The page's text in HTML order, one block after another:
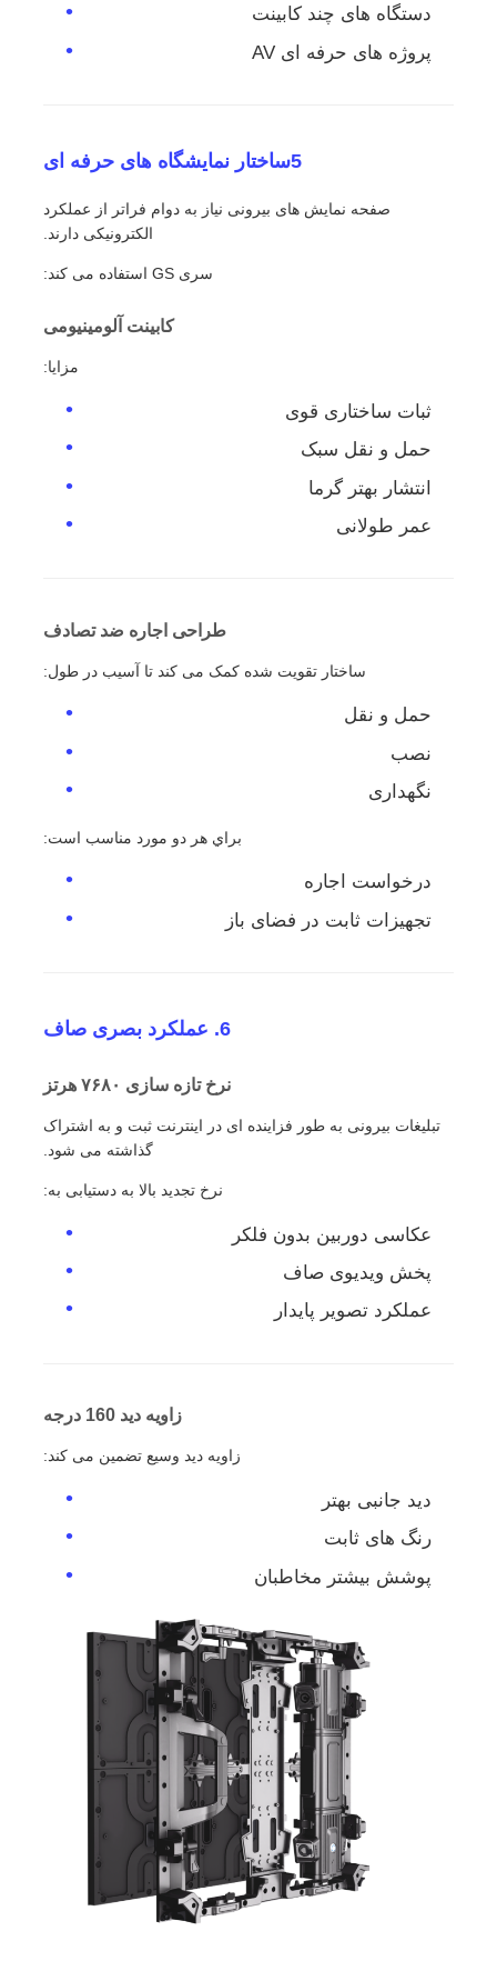
دستگاه های چند کابینت
پروژه های حرفه ای AV
5ساختار نمایشگاه های حرفه ای
صفحه نمایش های بیرونی نیاز به دوام فراتر از عملکرد
الکترونیکی دارند.
سری GS استفاده می کند:
کابینت آلومینیومی
مزایا:
ثبات ساختاری قوی
حمل و نقل سبک
انتشار بهتر گرما
عمر طولانی
طراحی اجاره ضد تصادف
ساختار تقویت شده کمک می کند تا آسیب در طول:
حمل و نقل
نصب
نگهداری
براي هر دو مورد مناسب است:
درخواست اجاره
تجهیزات ثابت در فضای باز
6. عملکرد بصری صاف
نرخ تازه سازی ۷۶۸۰ هرتز
تبلیغات بیرونی به طور فزاینده ای در اینترنت ثبت و به اشتراک
گذاشته می شود.
نرخ تجدید بالا به دستیابی به:
عکاسی دوربین بدون فلکر
پخش ویدیوی صاف
عملکرد تصویر پایدار
زاویه دید 160 درجه
زاویه دید وسیع تضمین می کند:
دید جانبی بهتر
رنگ های ثابت
پوشش بیشتر مخاطبان